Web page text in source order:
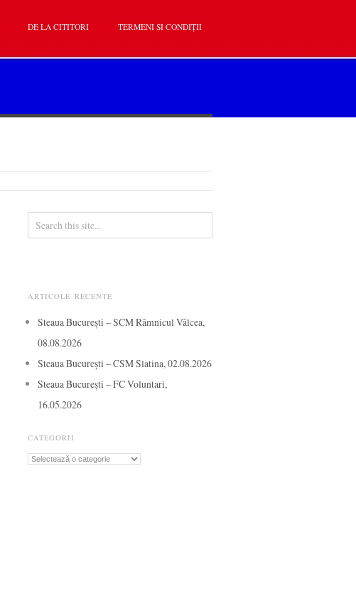
DE LA CITITORI TERMENI SI CONDIȚII
ARTICOLE RECENTE
Steaua București – SCM Râmnicul Vâlcea,
08.08.2026
Steaua București – CSM Slatina, 02.08.2026
Steaua București – FC Voluntari,
16.05.2026
CATEGORII
Categorii